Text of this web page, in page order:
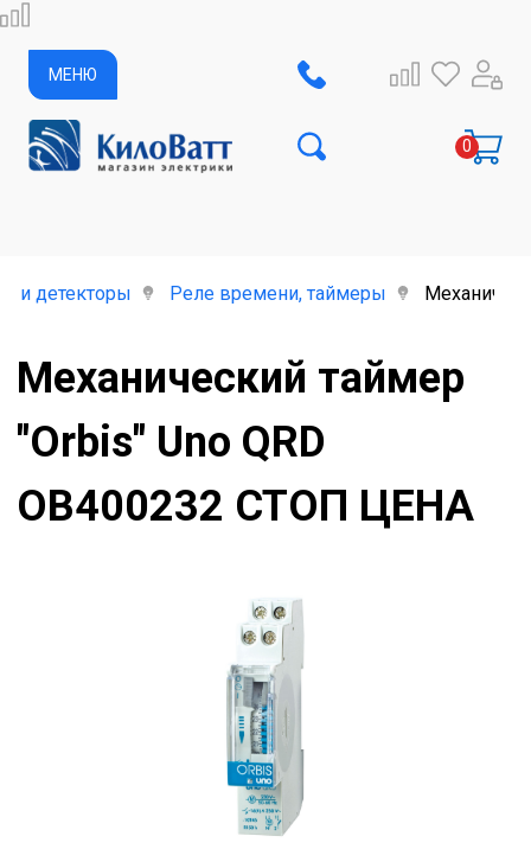
МЕНЮ
и детекторы Реле времени, таймеры
Механический таймер
"Orbis" Uno QRD
OB400232 СТОП ЦЕНА